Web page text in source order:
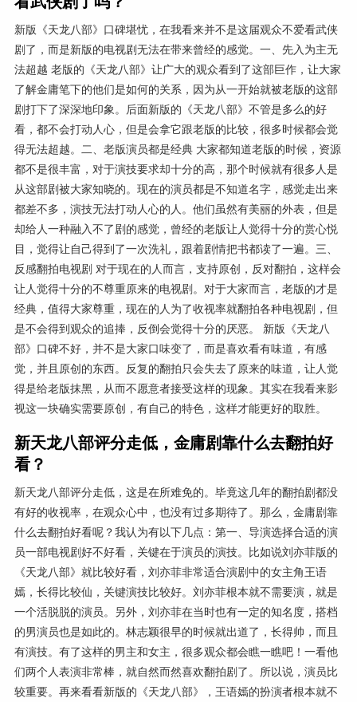
新版《天龙八部》口碑堪忧，在我看来并不是这届观众不爱看武侠
剧了，而是新版的电视剧无法在带来曾经的感觉。一、先入为主无
法超越 老版的《天龙八部》让广大的观众看到了这部巨作，让大家
了解金庸笔下的他们是如何的关系，因为从一开始就被老版的这部
剧打下了深深地印象。后面新版的《天龙八部》不管是多么的好
看，都不会打动人心，但是会拿它跟老版的比较，很多时候都会觉
得无法超越。二、老版演员都是经典 大家都知道老版的时候，资源
都不是很丰富，对于演技要求却十分的高，那个时候就有很多人是
从这部剧被大家知晓的。现在的演员都是不知道名字，感觉走出来
都差不多，演技无法打动人心的人。他们虽然有美丽的外表，但是
却给人一种融入不了剧的感觉，曾经的老版让人觉得十分的赏心悦
目，觉得让自己得到了一次洗礼，跟着剧情把书都读了一遍。三、
反感翻拍电视剧 对于现在的人而言，支持原创，反对翻拍，这样会
让人觉得十分的不尊重原来的电视剧。对于大家而言，老版的才是
经典，值得大家尊重，现在的人为了收视率就翻拍各种电视剧，但
是不会得到观众的追捧，反倒会觉得十分的厌恶。 新版《天龙八
部》口碑不好，并不是大家口味变了，而是喜欢看有味道，有感
觉，并且原创的东西。反复的翻拍只会失去了原来的味道，让人觉
得是给老版抹黑，从而不愿意者接受这样的现象。其实在我看来影
视这一块确实需要原创，有自己的特色，这样才能更好的取胜。
新天龙八部评分走低，金庸剧靠什么去翻拍好
看？
新天龙八部评分走低，这是在所难免的。毕竟这几年的翻拍剧都没
有好的收视率，在观众心中，也没有过多期待了。那么，金庸剧靠
什么去翻拍好看呢？我认为有以下几点：第一、导演选择合适的演
员一部电视剧好不好看，关键在于演员的演技。比如说刘亦菲版的
《天龙八部》就比较好看，刘亦菲非常适合演剧中的女主角王语
嫣，长得比较仙，关键演技比较好。刘亦菲根本就不需要演，就是
一个活脱脱的演员。另外，刘亦菲在当时也有一定的知名度，搭档
的男演员也是如此的。林志颖很早的时候就出道了，长得帅，而且
有演技。有了这样的男主和女主，很多观众都会瞧一瞧吧！一看他
们两个人表演非常棒，就自然而然喜欢翻拍剧了。所以说，演员比
较重要。再来看看新版的《天龙八部》，王语嫣的扮演者根本就不